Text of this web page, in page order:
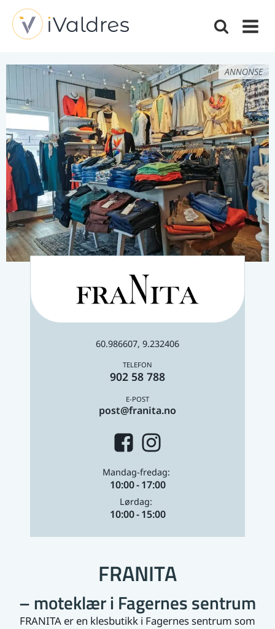
ANNONSE
60.986607, 9.232406
902 58 788
post@franita.no
Mandag-fredag
10:00 17:00
Lørdag
10:00 15:00
FRANITA
– moteklær i Fagernes sentrum
FRANITA er en klesbutikk i Fagernes sentrum som